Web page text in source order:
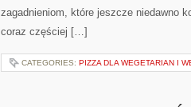
zagadnieniom, które jeszcze niedawno
coraz częściej […]
CATEGORIES: PIZZA DLA WEGETARIAN I